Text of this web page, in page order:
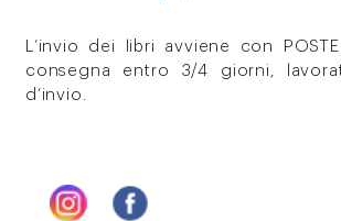
L’invio dei libri avviene con
consegna entro 3/4 giorni,
d’invio.